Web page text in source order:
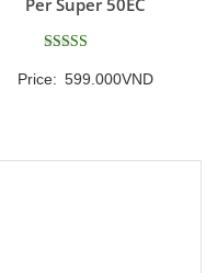
Per Super 50EC
hạng
Price: 599.000VND